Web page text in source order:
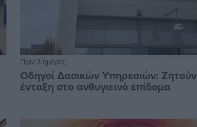
Πριν 3 ημέρες
Οδηγοί Δασικών Υπηρεσιών: Ζητούν
ένταξη στο ανθυγιεινό επίδομα